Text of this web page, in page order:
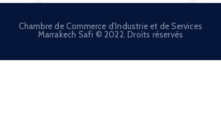
Chambre de Commerce d'Industrie et de Services
Marrakech Safi © 2022. Droits réservés